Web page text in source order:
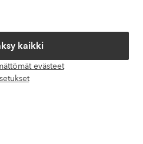
kaikki
evästeet